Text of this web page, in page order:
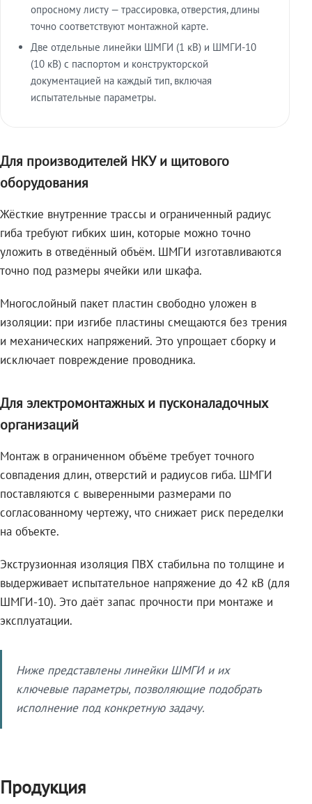
опросному листу — трассировка, отверстия, длины
точно соответствуют монтажной карте.
Две отдельные линейки ШМГИ (1 кВ) и ШМГИ-10
(10 кВ) с паспортом и конструкторской
документацией на каждый тип, включая
испытательные параметры.
Для производителей НКУ и щитового
оборудования
Жёсткие внутренние трассы и ограниченный радиус
гиба требуют гибких шин, которые можно точно
уложить в отведённый объём. ШМГИ изготавливаются
точно под размеры ячейки или шкафа.
Многослойный пакет пластин свободно уложен в
изоляции: при изгибе пластины смещаются без трения
и механических напряжений. Это упрощает сборку и
исключает повреждение проводника.
Для электромонтажных и пусконаладочных
организаций
Монтаж в ограниченном объёме требует точного
совпадения длин, отверстий и радиусов гиба. ШМГИ
поставляются с выверенными размерами по
согласованному чертежу, что снижает риск переделки
на объекте.
Экструзионная изоляция ПВХ стабильна по толщине и
выдерживает испытательное напряжение до 42 кВ (для
ШМГИ-10). Это даёт запас прочности при монтаже и
эксплуатации.
Ниже представлены линейки ШМГИ и их
ключевые параметры, позволяющие подобрать
исполнение под конкретную задачу.
Продукция